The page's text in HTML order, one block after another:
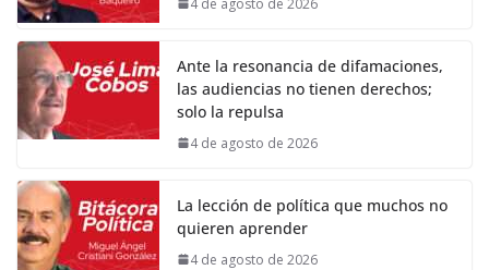
Ante la resonancia de difamaciones,
las audiencias no tienen derechos;
solo la repulsa
4 de agosto de 2026
La lección de política que muchos no
quieren aprender
4 de agosto de 2026